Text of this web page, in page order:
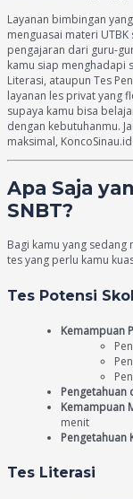
Layanan bimbingan
menguasai materi
pengajaran dari guru-
kamu siap menghadapi
Literasi, ataupun Tes
layanan les privat yang
supaya kamu bisa
dengan kebutuhanmu.
maksimal,
Apa Saja
SNBT?
Bagi kamu yang sedang
tes yang perlu kamu
Tes Potensi
Kemampuan
Pengetahuan
Kemampuan
menit
Pengetahuan
Tes Literasi